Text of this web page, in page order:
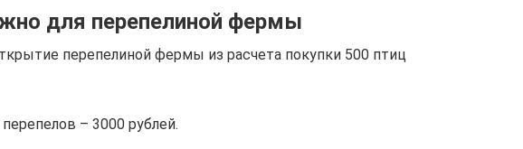
для перепелиной фермы
перепелиной фермы из расчета покупки 500 птиц
– 3000 рублей.